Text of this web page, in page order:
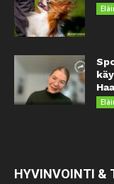
HYVINVOINTI &